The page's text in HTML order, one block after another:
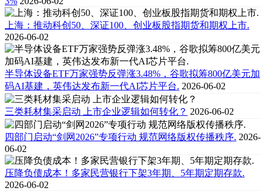
上海：推动科创50、深证100、创业板股指期货和期权上市.
2026-06-02
半导体设备ETF万家强势反弹涨3.48%，谷歌拟筹800亿美元加
码AI基建，英伟达发布新一代AI芯片平台. 2026-06-02
三类耗材集采启动 上市企业逻辑如何转化？ 2026-06-02
四部门启动“剑网2026”专项行动 规范网络版权传播秩序. 2026-
06-02
压降负债成本！多家民营银行下架3年期、5年期定期存款.
2026-06-02